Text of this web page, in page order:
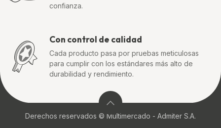
confianza.
Con control de calidad
Cada producto pasa por pruebas meticulosas
para cumplir con los estándares más alto de
durabilidad y rendimiento.
Derechos reservados © Multimercado - Admiter S.A.